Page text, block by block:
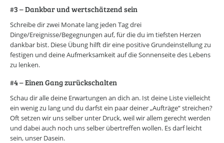
#3 – Dankbar und wertschätzend sein
Schreibe dir zwei Monate lang jeden Tag drei
Dinge/Ereignisse/Begegnungen auf, für die du im tiefsten Herzen
dankbar bist. Diese Übung hilft dir eine positive Grundeinstellung zu
festigen und deine Aufmerksamkeit auf die Sonnenseite des Lebens
zu lenken.
#4 – Einen Gang zurückschalten
Schau dir alle deine Erwartungen an dich an. Ist deine Liste vielleicht
ein wenig zu lang und du darfst ein paar deiner „Aufträge“ streichen?
Oft setzen wir uns selber unter Druck, weil wir allem gerecht werden
und dabei auch noch uns selber übertreffen wollen. Es darf leicht
sein, unser Dasein.